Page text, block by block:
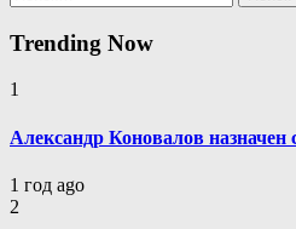
Trending Now
1
Александр Коновалов назначен
1 год ago
2